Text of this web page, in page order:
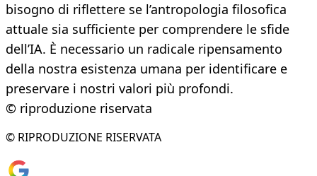
bisogno di riflettere se l’antropologia filosofica
attuale sia sufficiente per comprendere le sfide
dell’IA. È necessario un radicale ripensamento
della nostra esistenza umana per identificare e
preservare i nostri valori più profondi.
© riproduzione riservata
© RIPRODUZIONE RISERVATA